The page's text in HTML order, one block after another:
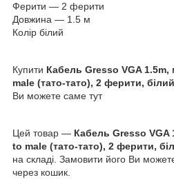
Ферити — 2 ферити
Довжина — 1.5 м
Колір білий
Купити Кабель Gresso VGA
male (тато-тато), 2 ферити,
Ви можете саме тут
Цей товар ― Кабель Gresso VGA
to male (тато-тато), 2 ферити,
на складі. Замовити його Ви
через кошик.